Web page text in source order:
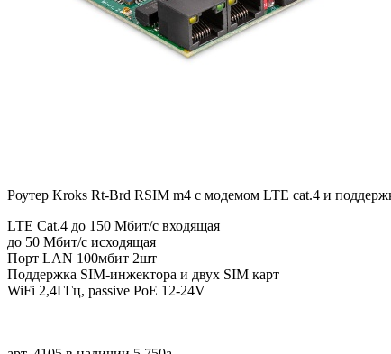
Роутер Kroks Rt-Brd RSIM m4 с модемом LTE cat.4 и
LTE Cat.4 до 150 Мбит/c входящая
до 50 Мбит/с исходящая
Порт LAN 100мбит 2шт
Поддержка SIM-инжектора и двух SIM карт
WiFi 2,4ГГц, passive PoE 12-24V